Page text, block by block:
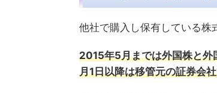
他社で購入し保有している株
2015年5月までは外国株と外
月1日以降は移管元の証券会